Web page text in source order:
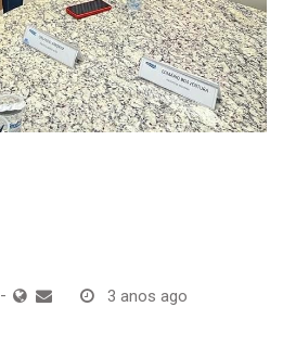
- 3 anos ago